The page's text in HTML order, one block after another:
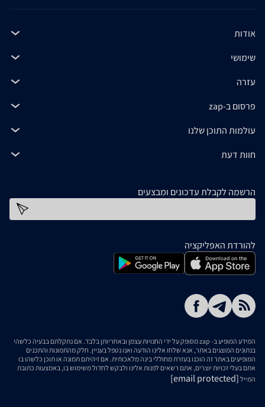
אודות
שימושי
עזרה
פרסום ב-zap
עולמות התוכן שלנו
חוות דעת
הרשמה לקבלת עדכונים ומבצעים
להורדת האפליקציה
המידע המופיע ב- zap מסופק על ידי החנויות עצמן ובאחריותן בלבד. אם נתקלתם בבעיה כלשהי
בנתונים המוצגים באתר, אנא שלחו אלינו הודעה ואנו נטפל בעניין. חלק מהתמונות והתכנים
המופיעים באתר זה הוכנו בעזרת מחוללי בינה מלאכותית. אם זיהיתם תמונה או תוכן כלשהו בו
אתם בעלי זכויות יוצרים, אתם רשאים לפנות אלינו ולבקש לחדול משימוש בו, באמצעות כתובת
המייל [email protected]